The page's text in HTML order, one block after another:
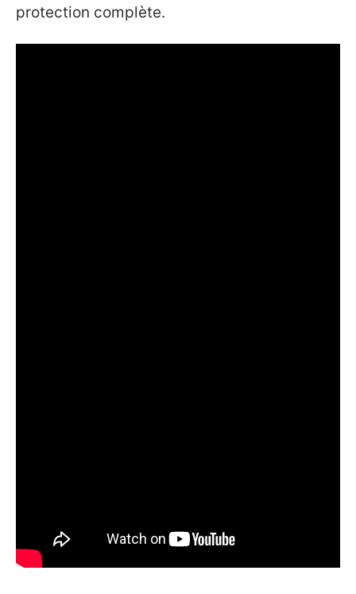
protection complète.